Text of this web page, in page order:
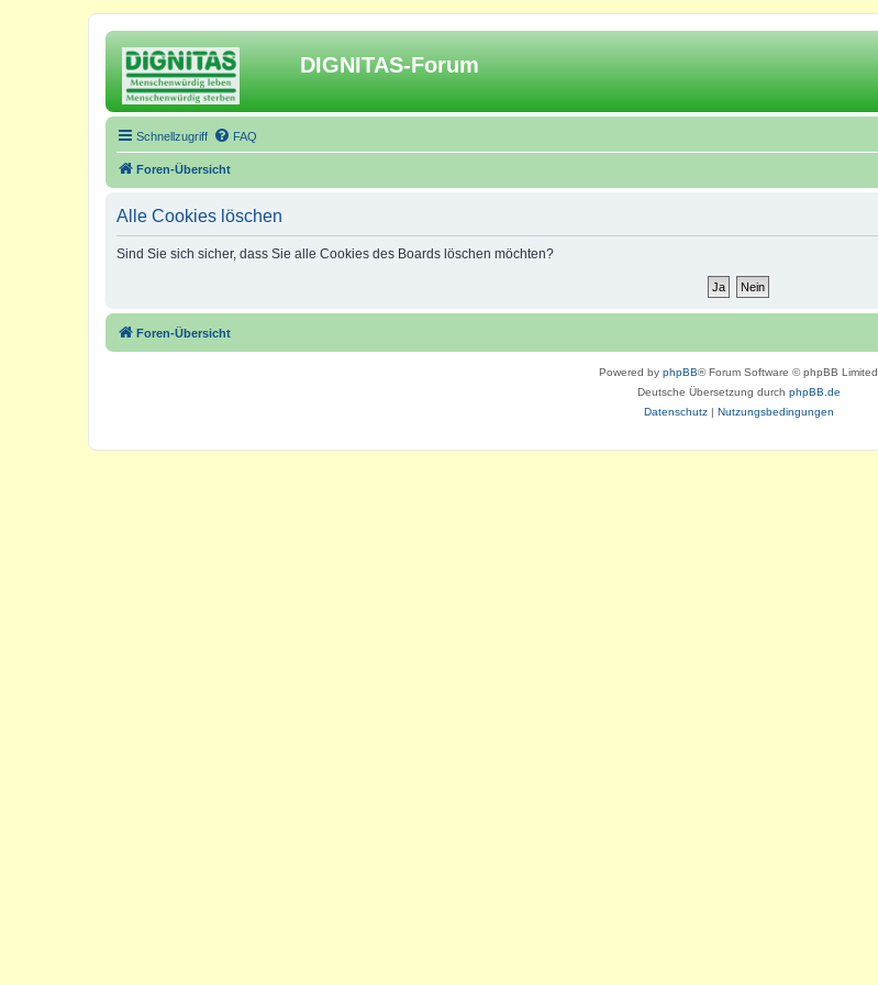
DIGNITAS-Forum
Schnellzugriff FAQ
Foren-Übersicht
Alle Cookies löschen
Sind Sie sich sicher, dass Sie alle Cookies des Boards löschen möchten?
Foren-Übersicht
Powered by phpBB® Forum Software © phpBB Limited
Deutsche Übersetzung durch phpBB.de
Datenschutz| Nutzungsbedingungen